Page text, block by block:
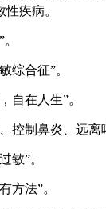
疾病。
综合征”。
自在人生”。
控制鼻炎、远离
敏”。
方法”。